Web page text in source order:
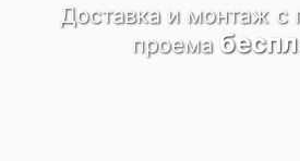
Доставка и монтаж c
проема